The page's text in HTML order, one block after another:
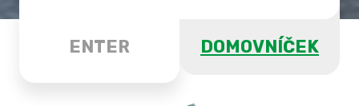
ENTER DOMOVNÍČEK